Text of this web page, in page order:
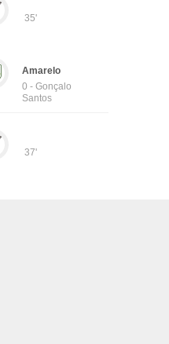
35'
Amarelo
0 - Gonçalo
Santos
37'